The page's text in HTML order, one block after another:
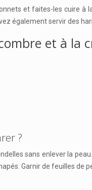
et faites-les cuire à
également servir des
et à la
?
sans enlever la
Garnir de feuilles de